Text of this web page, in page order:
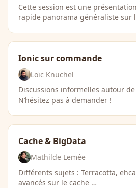
Cette session est une
rapide panorama généraliste sur
Ionic sur commande
Loïc Knuchel
Discussions informelles autour
N’hésitez pas à demander !
Cache & BigData
Mathilde Lemée
Différents sujets : Terracotta,
avancés sur le cache …